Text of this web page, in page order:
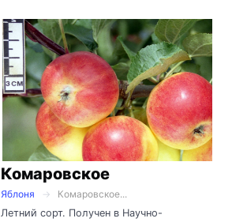
Комаровское
Яблоня
Комаровское...
Летний сорт. Получен в Научно-